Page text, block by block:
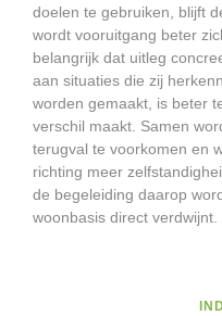
doelen te gebruiken, blijft
wordt vooruitgang beter
belangrijk dat uitleg
aan situaties die zij
worden gemaakt, is beter
verschil maakt. Samen
terugval te voorkomen en
richting meer
de begeleiding daarop
woonbasis direct verdwijnt.